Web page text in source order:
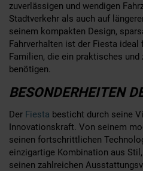
zuverlässigen und wendigen
Stadtverkehr als auch auf
seinem kompakten Design,
Fahrverhalten ist der Fiesta ideal
Familien, die ein praktisches
benötigen.
BESONDERHEITEN
Der Fiesta besticht durch seine
Innovationskraft. Von seinem
seinen fortschrittlichen
einzigartige Kombination aus
seinen zahlreichen